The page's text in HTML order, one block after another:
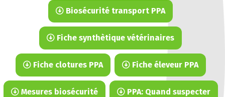
Biosécurité transport PPA
Fiche synthètique vétérinaires
Fiche clotures PPA Fiche éleveur PPA
Mesures biosécurité PPA: Quand suspecter